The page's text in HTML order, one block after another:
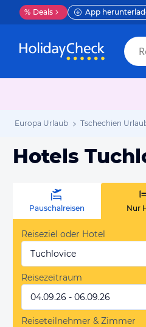
% Deals App
Europa Urlaub Tschechien
Hotels
Pauschalreisen Nur
Reiseziel oder Hotel
Tuchlovice
Reisezeitraum
04.09.26 - 06.09.26
Reiseteilnehmer & Zimmer